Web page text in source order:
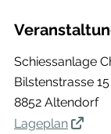
Schiessanlage
Bilstenstrasse 15
8852 Altendorf
Lageplan